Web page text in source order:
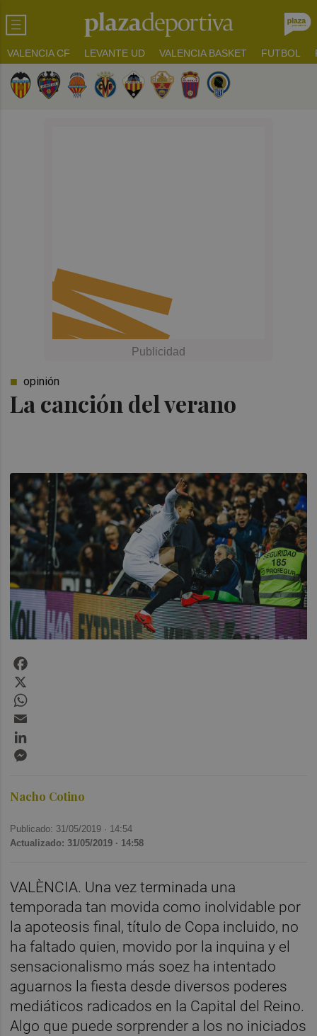
VALENCIA CF LEVANTE UD VALENCIA BASKET FUTBOL
La canción del verano
opinión
Nacho Cotino
Publicado: 31/05/2019 · 14:54
Actualizado: 31/05/2019 · 14:58
VALÈNCIA. Una vez terminada una
temporada tan movida como inolvidable por
la apoteosis final, título de Copa incluido, no
ha faltado quien, movido por la inquina y el
sensacionalismo más soez ha intentado
aguarnos la fiesta desde diversos poderes
mediáticos radicados en la Capital del Reino.
Algo que puede sorprender a los no iniciados